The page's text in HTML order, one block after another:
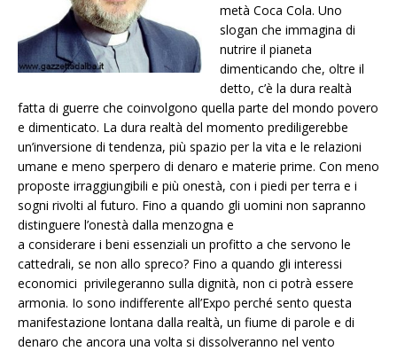
metà Coca Cola. Uno
slogan che immagina di
nutrire il pianeta
dimenticando che, oltre il
detto, c’è la dura realtà
fatta di guerre che coinvolgono quella parte del mondo povero
e dimenticato. La dura realtà del momento prediligerebbe
un’inversione di tendenza, più spazio per la vita e le relazioni
umane e meno sperpero di denaro e materie prime. Con meno
proposte irraggiungibili e più onestà, con i piedi per terra e i
sogni rivolti al futuro. Fino a quando gli uomini non sapranno
distinguere l’onestà dalla menzogna e
a considerare i beni essenziali un profitto a che servono le
cattedrali, se non allo spreco? Fino a quando gli interessi
economici privilegeranno sulla dignità, non ci potrà essere
armonia. Io sono indifferente all’Expo perché sento questa
manifestazione lontana dalla realtà, un fiume di parole e di
denaro che ancora una volta si dissolveranno nel vento